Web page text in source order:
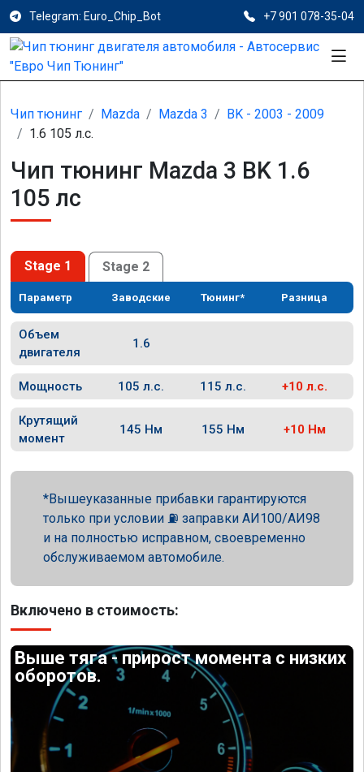
Telegram: Euro_Chip_Bot +7 901 078-35-04
Чип тюнинг Mazda Mazda 3
BK - 2003 - 2009
1.6 105 л.с.
Чип тюнинг Mazda 3 BK 1.6
105 лс
Stage 1 Stage 2
Параметр Заводские Тюнинг* Разница
Объем
двигателя
1.6
Мощность 105 л.с. 115 л.с. +10 л.с.
Крутящий
момент
145 Нм 155 Нм +10 Нм
Вышеуказанные прибавки гарантируются
только при условии ⛽ заправки АИ100/АИ98
и на полностью исправном, своевременно
обслуживаемом автомобиле.
Включено в стоимость:
Выше тяга - прирост момента с низких
оборотов.